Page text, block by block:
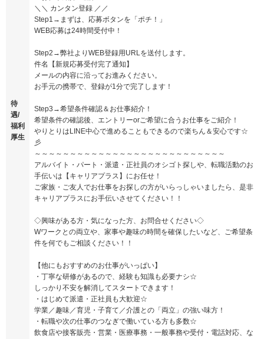
待
遇/
福利
厚生
＼＼ カンタン登録 ／／
Step1→まずは、応募ボタンを「ポチ！」
WEB応募は24時間受付中！
Step2→弊社よりWEB登録用URLを送付します。
件名【新規応募受付完了通知】
メールの内容に沿ってお進みください。
お手元の携帯で、登録が1分で完了します！
Step3→希望条件確認＆お仕事紹介！
希望条件の確認後、エントリーorご希望に合うお仕事をご紹介！
やりとりはLINE中心で進めることもできるので楽ちん＆安心です☆
彡
～～～～～～～～～～～～～～～～～～～～～～～～～～～
アルバイト・パート・派遣・正社員のオシゴト探しや、転職活動のお
手伝いは【キャリアプラス】にお任せ！
ご家族・ご友人でお仕事をお探しの方がいらっしゃいましたら、是非
キャリアプラスにお手伝いさせてください！！
◇興味がある方・気になった方、お問合せください◇
Wワークとの両立や、家事や趣味の時間を確保したいなど、ご希望条
件を何でもご相談ください！！
【他にもおすすめのお仕事がいっぱい】
・丁寧な研修があるので、経験も知識も必要ナシ☆
しっかり不安を解消してスタートできます！
・はじめて派遣・正社員も大歓迎☆
学業／趣味／育児・子育て／介護との「両立」の強い味方！
・転職や次の仕事のつなぎで働いている方も多数☆
飲食店や接客販売・営業・医療事務・一般事務や受付・電話対応、な